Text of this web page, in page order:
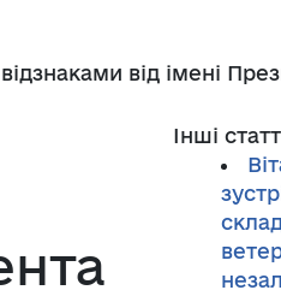
від імені
Інші